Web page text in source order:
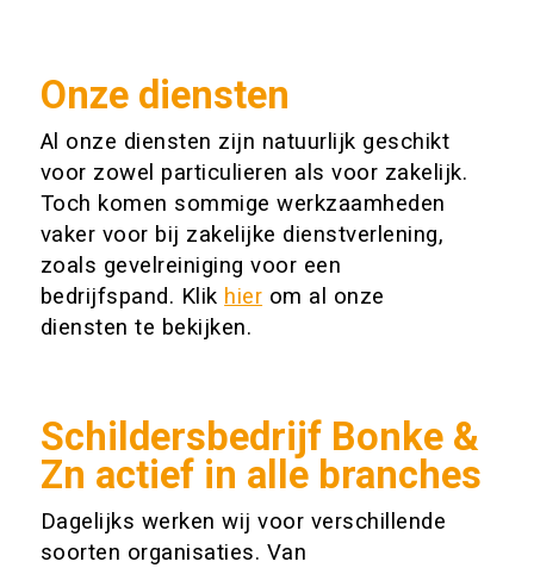
Onze diensten
Al onze diensten zijn natuurlijk geschikt
voor zowel particulieren als voor zakelijk.
Toch komen sommige werkzaamheden
vaker voor bij zakelijke dienstverlening,
zoals gevelreiniging voor een
bedrijfspand. Klik hier om al onze
diensten te bekijken.
Schildersbedrijf Bonke &
Zn actief in alle branches
Dagelijks werken wij voor verschillende
soorten organisaties. Van